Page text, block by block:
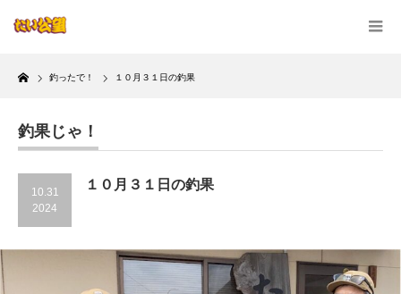
Home
釣ったで！ １０月３１日の釣果
釣果じゃ！
10.31
2024
１０月３１日の釣果